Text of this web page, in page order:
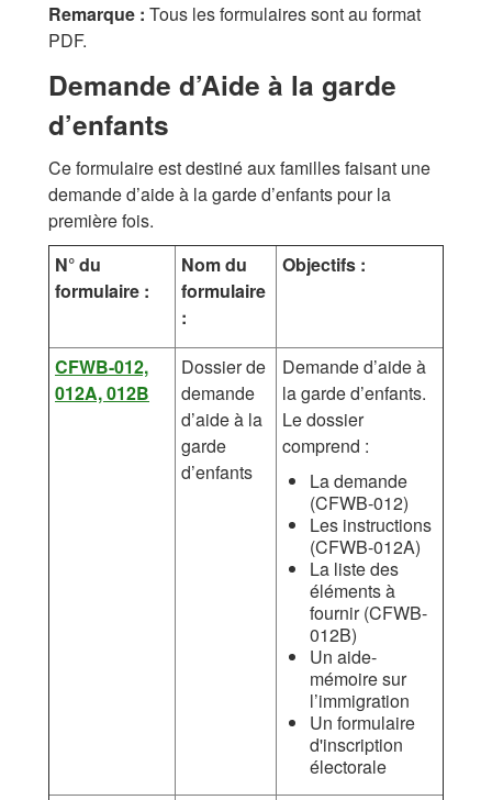
Remarque : Tous les formulaires sont au format
PDF.
Demande d’Aide à la garde
d’enfants
Ce formulaire est destiné aux familles faisant une
demande d’aide à la garde d’enfants pour la
première fois.
N° du
formulaire :
Nom du
formulaire
:
Objectifs :
CFWB-012,
012A, 012B
Dossier de
demande
d’aide à la
garde
d’enfants
Demande d’aide à
la garde d’enfants.
Le dossier
comprend :
La demande
(CFWB-012)
Les instructions
(CFWB-012A)
La liste des
éléments à
fournir (CFWB-
012B)
Un aide-
mémoire sur
l’immigration
Un formulaire
d'inscription
électorale